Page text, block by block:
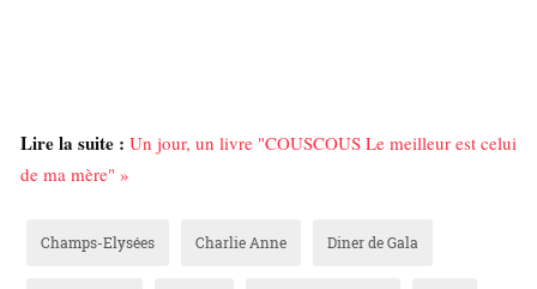
Lire la suite : Un jour, un livre "COUSCOUS Le meilleur est celui
de ma mère" »
Champs-Elysées Charlie Anne Diner de Gala